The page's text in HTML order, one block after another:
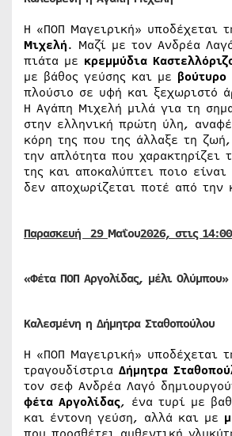
Η «ΠΟΠ Μαγειρική» υποδέχεται
Μιχελή. Μαζί με τον Ανδρέα
πιάτα με κρεμμύδια
με βάθος γεύσης και με βούτυρο
πλούσιο σε υφή και ξεχωριστό
Η Αγάπη Μιχελή μιλά για τη
στην ελληνική πρώτη ύλη,
κόρη της που της άλλαξε τη
την απλότητα που χαρακτηρίζει
της και αποκαλύπτει ποιο
δεν αποχωρίζεται ποτέ από την
Παρασκευή 29 Μαΐου2026, στις 14:00
«Φέτα ΠΟΠ Αργολίδας, μέλι Ολύμπου»
Καλεσμένη η Δήμητρα Σταθοπούλου
Η «ΠΟΠ Μαγειρική» υποδέχεται
τραγουδίστρια Δήμητρα
τον σεφ Ανδρέα Λαγό
φέτα Αργολίδας, ένα τυρί με
και έντονη γεύση, αλλά και με